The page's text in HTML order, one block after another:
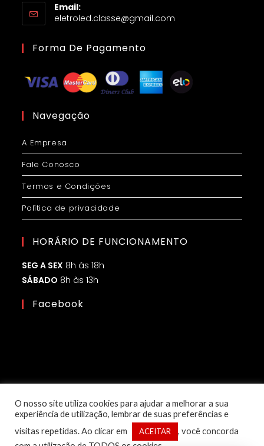
Email:
eletroled.classe@gmail.com
Forma De Pagamento
Navegação
A Empresa
Fale Conosco
Termos e Condições
Política de privacidade
HORÁRIO DE FUNCIONAMENTO
SEG A SEX 8h às 18h
SÁBADO 8h às 13h
Facebook
O nosso site utiliza cookies para ajudar a melhorar a sua
experiência de utilização, lembrar de suas preferências e
visitas repetidas. Ao clicar em
ACEITAR
, você concorda